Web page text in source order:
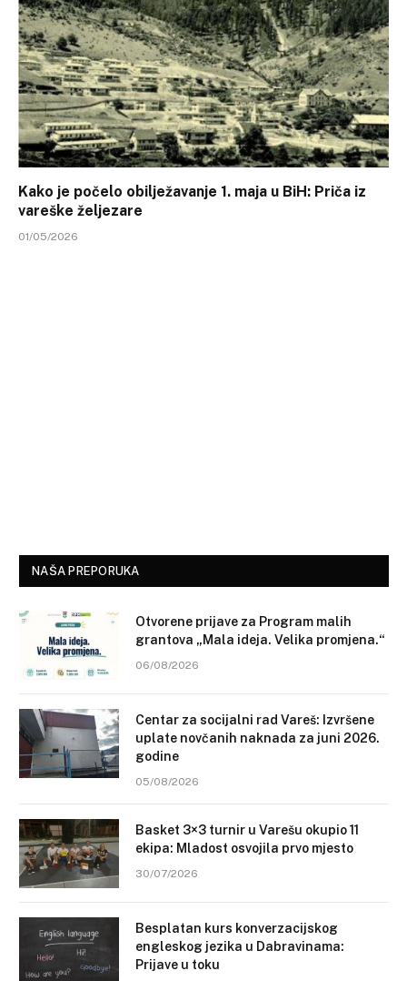
Kako je počelo obilježavanje 1. maja u BiH: Priča iz
vareške željezare
01/05/2026
NAŠA PREPORUKA
Otvorene prijave za Program malih
grantova „Mala ideja. Velika promjena.“
06/08/2026
Centar za socijalni rad Vareš: Izvršene
uplate novčanih naknada za juni 2026.
godine
05/08/2026
Basket 3×3 turnir u Varešu okupio 11
ekipa: Mladost osvojila prvo mjesto
30/07/2026
Besplatan kurs konverzacijskog
engleskog jezika u Dabravinama:
Prijave u toku